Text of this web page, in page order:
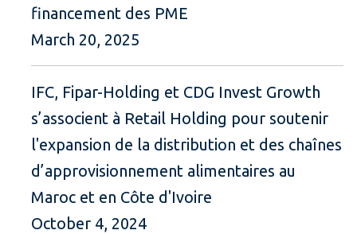
financement des PME
March 20, 2025
IFC, Fipar-Holding et CDG Invest Growth
s’associent à Retail Holding pour soutenir
l'expansion de la distribution et des chaînes
d’approvisionnement alimentaires au
Maroc et en Côte d'Ivoire
October 4, 2024